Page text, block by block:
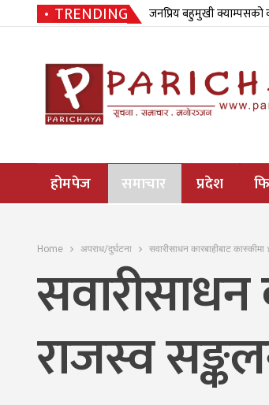
TRENDING जनप्रिय बहुमुखी
होमपेज समाचार प्रदेश
Home अपराध/दुर्घटना सवारीसाधन कारबाहीबाट
राजस्व